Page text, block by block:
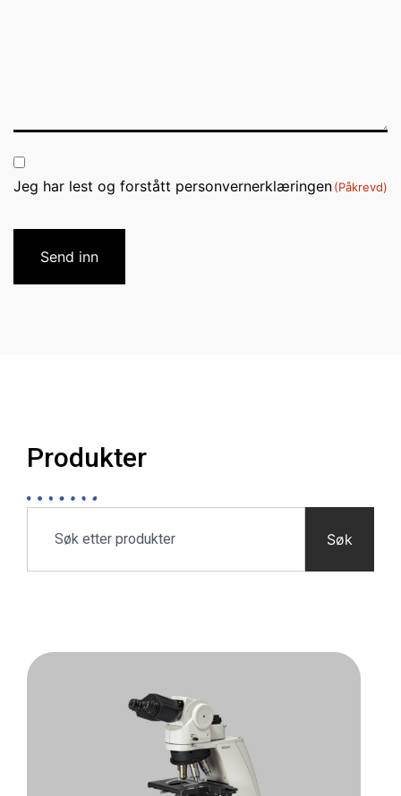
Consent
(Påkrevd)
Jeg har lest og forstått personvernerklæringen(Påkrevd)
Produkter
Søk